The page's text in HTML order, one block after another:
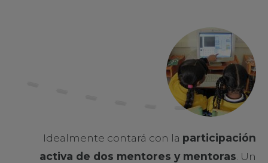
Idealmente contará con la participación
activa de dos mentores y mentoras . Un